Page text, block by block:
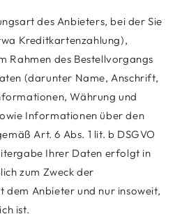
des Anbieters, bei der Sie
Kreditkartenzahlung),
Rahmen des Bestellvorgangs
(darunter Name, Anschrift,
Währung und
Informationen über den
Art. 6 Abs. 1 lit. b DSGVO
Ihrer Daten erfolgt in
zum Zweck der
dem Anbieter und nur insoweit,
ist.